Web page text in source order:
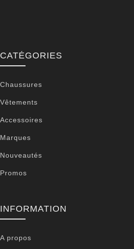
CATÉGORIES
Chaussures
Vêtements
Accessoires
Marques
Nouveautés
Promos
INFORMATION
A propos